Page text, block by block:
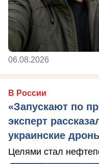
06.08.2026
В России
«Запускают по
эксперт
украинские
Целями стал